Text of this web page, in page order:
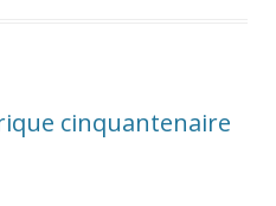
cinquantenaire